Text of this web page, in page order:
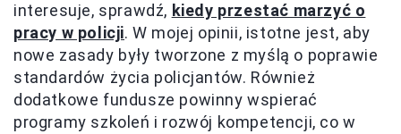
interesuje, sprawdź, kiedy przestać marzyć o
pracy w policji. W mojej opinii, istotne jest, aby
nowe zasady były tworzone z myślą o poprawie
standardów życia policjantów. Również
dodatkowe fundusze powinny wspierać
programy szkoleń i rozwój kompetencji, co w